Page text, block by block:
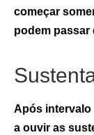
começar
podem passar
Após intervalo
a ouvir as